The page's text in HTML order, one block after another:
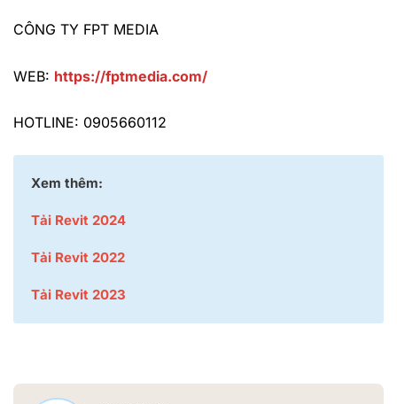
CÔNG TY FPT MEDIA
WEB: https://fptmedia.com/
HOTLINE: 0905660112
Xem thêm:
Tải Revit 2024
Tải Revit 2022
Tải Revit 2023